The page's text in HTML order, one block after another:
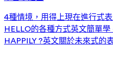
4種情境，用得上現在進行式
HELLO的各種方式英文簡單學
HAPPILY ?英文關於未來式的